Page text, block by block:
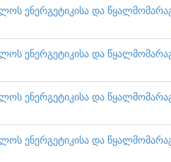
ენერგეტიკისა და
ენერგეტიკისა და
ენერგეტიკისა და
ენერგეტიკისა და